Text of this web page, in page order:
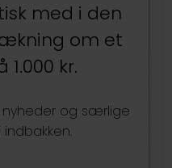
med i den
om et
kr.
nyheder og særlige